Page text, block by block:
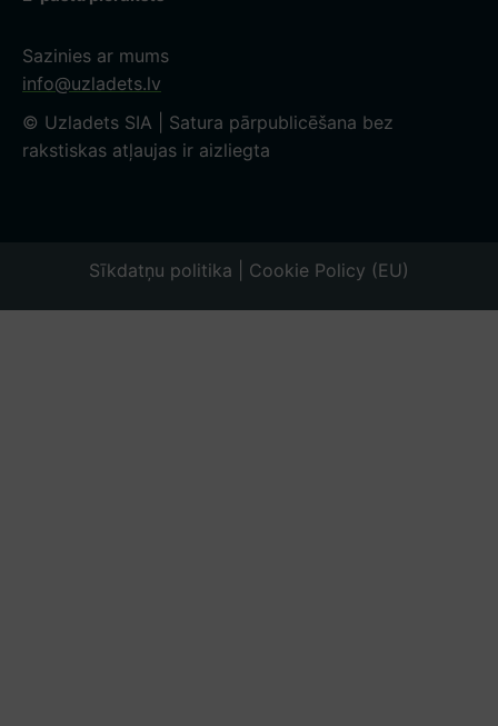
Sazinies ar mums
info@uzladets.lv
© Uzladets SIA | Satura pārpublicēšana bez
rakstiskas atļaujas ir aizliegta
Sīkdatņu politika | Cookie Policy (EU)